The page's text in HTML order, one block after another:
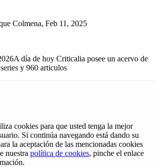
Colmena, Feb 11, 2025
A día de hoy Criticalia posee un acervo de
y 960 articulos
cookies para que usted tenga la mejor
Si continúa navegando está dando su
la aceptación de las mencionadas cookies
nuestra política de cookies, pinche el enlace